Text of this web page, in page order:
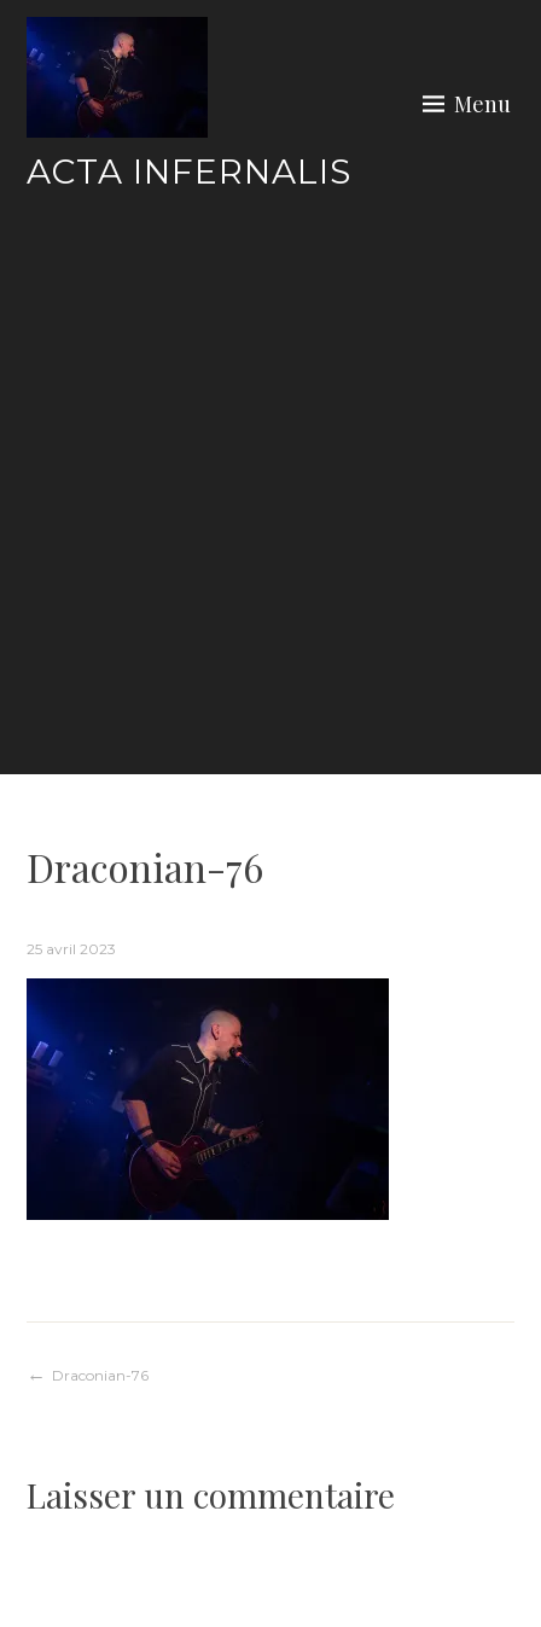
Skip
content
ACTA INFERNALIS
Menu
Draconian-76
25 avril 2023
Navigation
l’article
Draconian-76
Laisser un commentaire